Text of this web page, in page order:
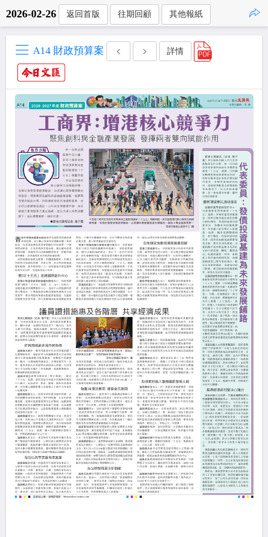
2026-02-26 返回首版 往期回顧 其他報紙
A14 財政預算案 詳情
點擊複製